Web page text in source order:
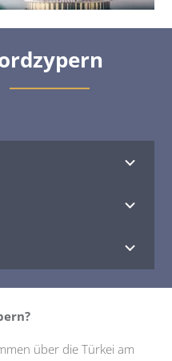
über die Türkei am